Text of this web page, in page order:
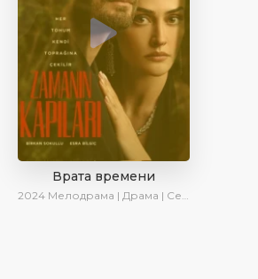
Врата времени
2024 Мелодрама | Драма | Сериалы 2024